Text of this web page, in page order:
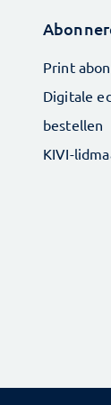
Print
Digitale
bestellen
KIVI-